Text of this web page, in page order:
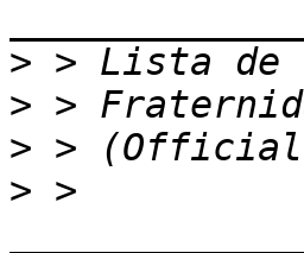
>
>
>
> >